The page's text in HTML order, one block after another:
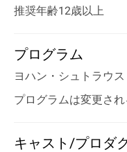
推奨年齢12歳以上
プログラム
ヨハン・シュトラウス
プログラムは変更さ
キャスト/プロダ